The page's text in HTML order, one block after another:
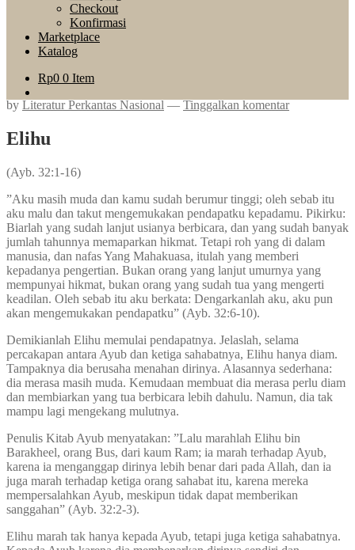
Checkout
Konfirmasi
Marketplace
Katalog
Rp0 0 Item
by Literatur Perkantas Nasional — Tinggalkan komentar
Elihu
(Ayb. 32:1-16)
”Aku masih muda dan kamu sudah berumur tinggi; oleh sebab itu
aku malu dan takut mengemukakan pendapatku kepadamu. Pikirku:
Biarlah yang sudah lanjut usianya berbicara, dan yang sudah banyak
jumlah tahunnya memaparkan hikmat. Tetapi roh yang di dalam
manusia, dan nafas Yang Mahakuasa, itulah yang memberi
kepadanya pengertian. Bukan orang yang lanjut umurnya yang
mempunyai hikmat, bukan orang yang sudah tua yang mengerti
keadilan. Oleh sebab itu aku berkata: Dengarkanlah aku, aku pun
akan mengemukakan pendapatku” (Ayb. 32:6-10).
Demikianlah Elihu memulai pendapatnya. Jelaslah, selama
percakapan antara Ayub dan ketiga sahabatnya, Elihu hanya diam.
Tampaknya dia berusaha menahan dirinya. Alasannya sederhana:
dia merasa masih muda. Kemudaan membuat dia merasa perlu diam
dan membiarkan yang tua berbicara lebih dahulu. Namun, dia tak
mampu lagi mengekang mulutnya.
Penulis Kitab Ayub menyatakan: ”Lalu marahlah Elihu bin
Barakheel, orang Bus, dari kaum Ram; ia marah terhadap Ayub,
karena ia menganggap dirinya lebih benar dari pada Allah, dan ia
juga marah terhadap ketiga orang sahabat itu, karena mereka
mempersalahkan Ayub, meskipun tidak dapat memberikan
sanggahan” (Ayb. 32:2-3).
Elihu marah tak hanya kepada Ayub, tetapi juga ketiga sahabatnya.